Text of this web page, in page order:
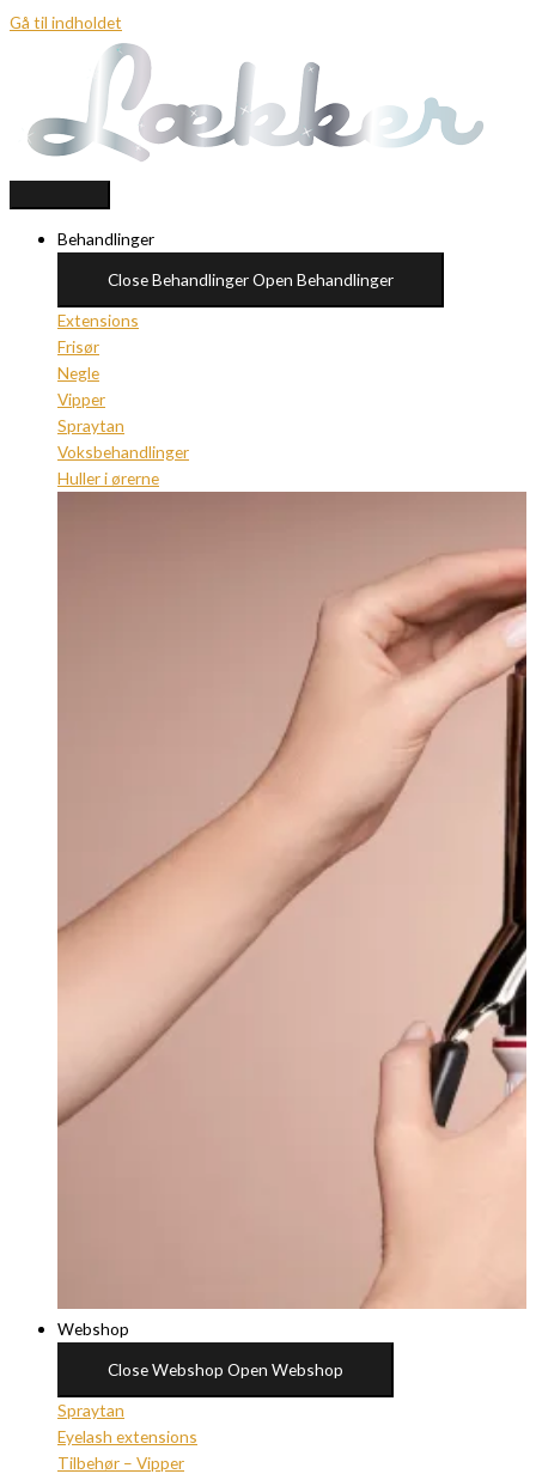
Gå til indholdet
Behandlinger
Close BehandlingerOpen Behandlinger
Extensions
Frisør
Negle
Vipper
Spraytan
Voksbehandlinger
Huller i ørerne
Webshop
Close Webshop Open Webshop
Spraytan
Eyelash extensions
Tilbehør – Vipper